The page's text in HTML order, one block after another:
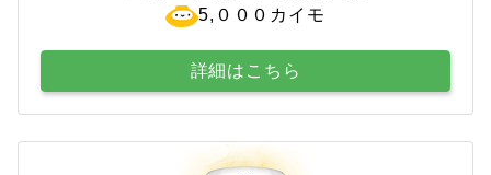
5,０００カイモ
詳細はこちら